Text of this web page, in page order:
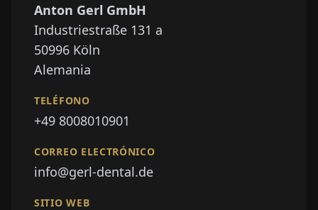
Anton Gerl GmbH
Industriestraße 131 a
50996 Köln
Alemania
TELÉFONO
+49 8008010901
CORREO ELECTRÓNICO
info@gerl-dental.de
SITIO WEB